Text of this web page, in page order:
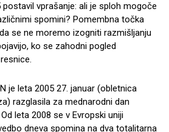
vprašanje: ali je sploh mogoče
spomini? Pomembna točka
se ne moremo izogniti razmišljanju
ko se zahodni pogled
je leta 2005 27. januar (obletnica
razglasila za mednarodni dan
leta 2008 se v Evropski uniji
dneva spomina na dva totalitarna